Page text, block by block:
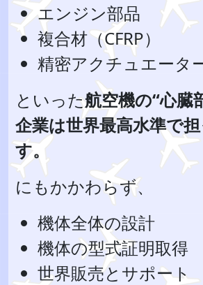
エンジン部品
複合材（CFRP）
精密アクチュエータ
といった航空機の“心臓
企業は世界最高水準で
す。
にもかかわらず、
機体全体の設計
機体の型式証明取得
世界販売とサポート